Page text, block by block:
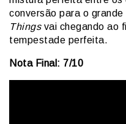
conversão para o
Thingsvai chegando ao
tempestade perfeita.
Nota Final: 7/10